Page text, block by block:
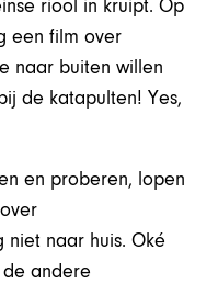
riool in kruipt. Op
een film over
naar buiten willen
de katapulten! Yes,
en proberen, lopen
niet naar huis. Oké
andere